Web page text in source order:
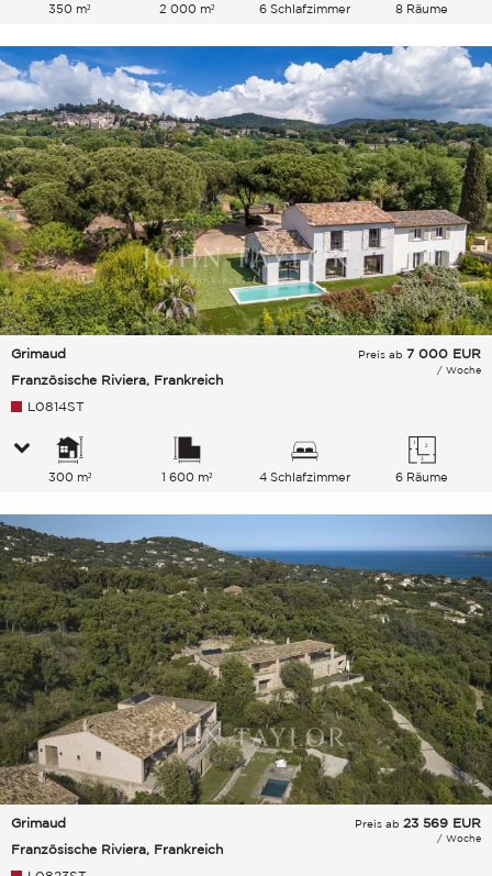
350 m² 2 000 m² 6 Schlafzimmer 8 Räume
Grimaud
Französische Riviera, Frankreich
Preis ab 7 000 EUR
/ Woche
L0814ST
300 m² 1 600 m² 4 Schlafzimmer 6 Räume
Grimaud
Französische Riviera, Frankreich
Preis ab 23 569 EUR
/ Woche